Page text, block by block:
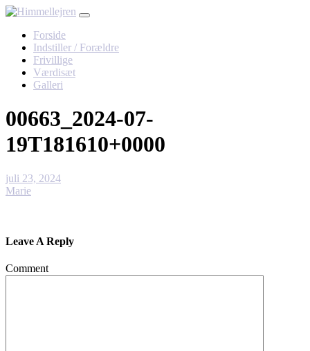
Skip
contentForside
Indstiller / Forældre
Frivillige
Værdisæt
Galleri
00663_2024-07-
19T181610+0000
juli 23, 2024
Marie
Leave A Reply
Comment